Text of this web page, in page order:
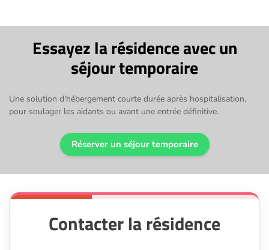
Essayez la résidence avec un
séjour temporaire
Une solution d'hébergement courte durée après hospitalisation,
pour soulager les aidants ou avant une entrée définitive.
Réserver un séjour temporaire
Contacter la résidence